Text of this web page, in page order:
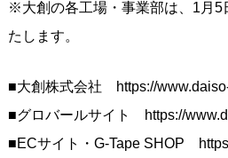
※大創の各工場・事業部は、1月5
たします。
■大創株式会社 https://
■グロバールサイト https://
■ECサイト・G-Tape SHOP